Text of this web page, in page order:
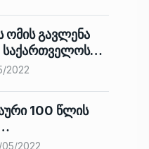
ომის გავლენა
2022
100 წლის
05/2022